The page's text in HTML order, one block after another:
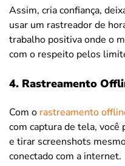
Assim, cria confiança,
usar um rastreador de
trabalho positiva onde o
com o respeito pelos
4. Rastreamento
Com o rastreamento
com captura de tela, você
e tirar screenshots
conectado com a internet.